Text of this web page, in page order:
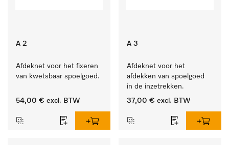
A 2
Afdeknet voor het fixeren
van kwetsbaar spoelgoed.
54,00 € excl. BTW
A 3
Afdeknet voor het
afdekken van spoelgoed
in de inzetrekken.
37,00 € excl. BTW